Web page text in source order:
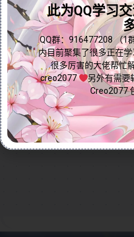
置，以及如何解决可能出
通过本教程，用户可以轻
安装，享受高效的设计体
的用户，都能从中获得实
即学习，快速完成Creo
Continue reading...
2024-10-11 by 免费Creo教程
此为QQ学习
QQ群：916477208 （1
内目前聚集了很多正在
很多厉害的大佬帮忙
creo2077
另外有需要
Creo2077
群内有大
点我直